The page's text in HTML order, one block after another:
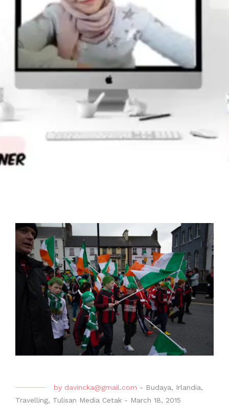
by davincka@gmail.com - Budaya, Irlandia,
Travelling, Tulisan Media Cetak - March 18, 2015